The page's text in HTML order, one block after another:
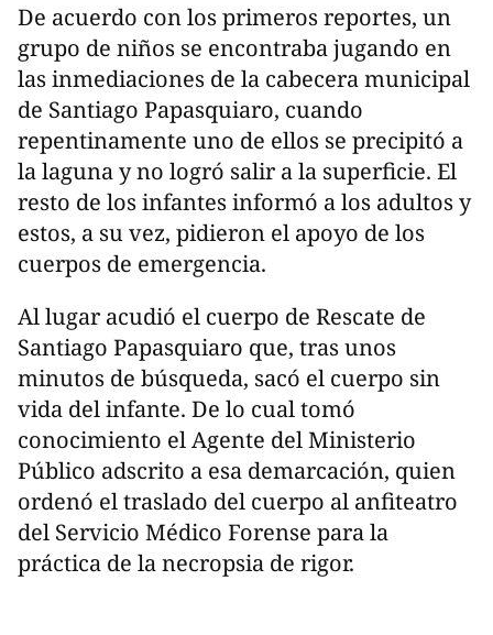
De acuerdo con los primeros reportes, un
grupo de niños se encontraba jugando en
las inmediaciones de la cabecera municipal
de Santiago Papasquiaro, cuando
repentinamente uno de ellos se precipitó a
la laguna y no logró salir a la superficie. El
resto de los infantes informó a los adultos y
estos, a su vez, pidieron el apoyo de los
cuerpos de emergencia.
Al lugar acudió el cuerpo de Rescate de
Santiago Papasquiaro que, tras unos
minutos de búsqueda, sacó el cuerpo sin
vida del infante. De lo cual tomó
conocimiento el Agente del Ministerio
Público adscrito a esa demarcación, quien
ordenó el traslado del cuerpo al anfiteatro
del Servicio Médico Forense para la
práctica de la necropsia de rigor.